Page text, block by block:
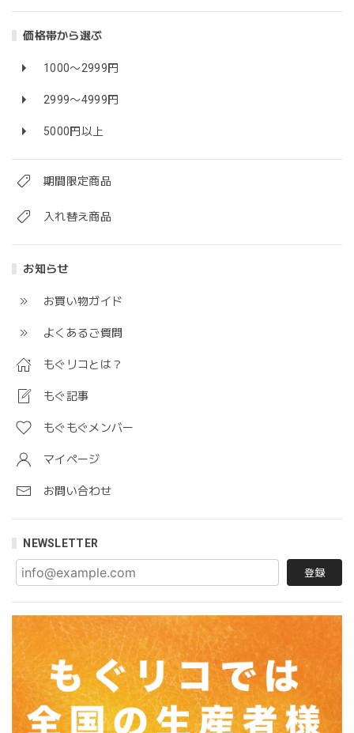
価格帯から選ぶ
1000〜2999円
2999〜4999円
5000円以上
期間限定商品
入れ替え商品
お知らせ
お買い物ガイド
よくあるご質問
もぐリコとは？
もぐ記事
もぐもぐメンバー
マイページ
お問い合わせ
NEWSLETTER
登録